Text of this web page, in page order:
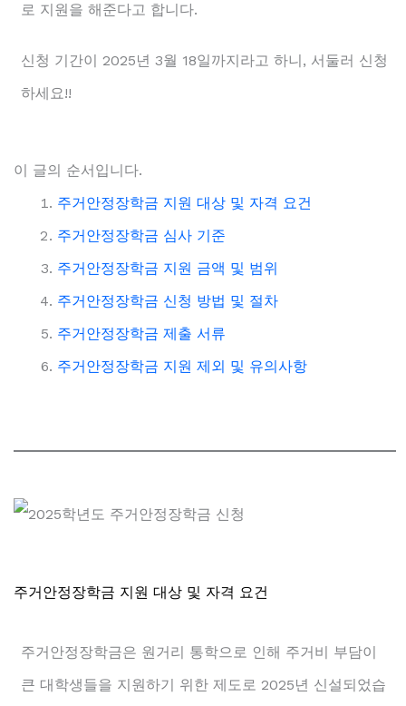
로 지원을 해준다고 합니다.
신청 기간이 2025년 3월 18일까지라고 하니, 서둘러 신청
하세요!!
이 글의 순서입니다.
주거안정장학금 지원 대상 및 자격 요건
주거안정장학금 심사 기준
주거안정장학금 지원 금액 및 범위
주거안정장학금 신청 방법 및 절차
주거안정장학금 제출 서류
주거안정장학금 지원 제외 및 유의사항
주거안정장학금 지원 대상 및 자격 요건
주거안정장학금은 원거리 통학으로 인해 주거비 부담이
큰 대학생들을 지원하기 위한 제도로 2025년 신설되었습